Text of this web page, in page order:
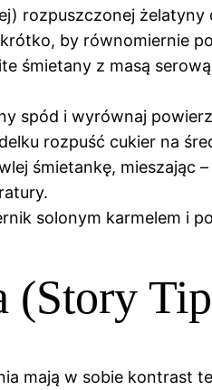
rozpuszczonej
by równomiernie
śmietany z masą
spód i wyrównaj
rozpuść cukier na
śmietankę, mieszając
solonym karmelem i
(Story
mają w sobie kontrast